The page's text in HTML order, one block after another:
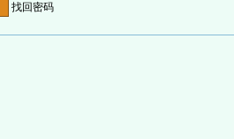
找回密码